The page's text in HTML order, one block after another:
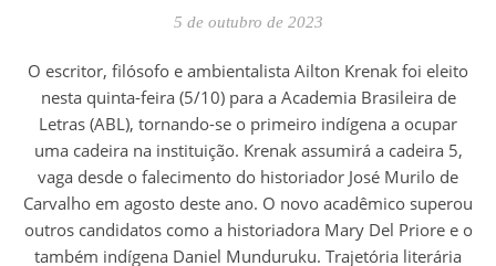
5 de outubro de 2023
O escritor, filósofo e ambientalista Ailton Krenak foi eleito
nesta quinta-feira (5/10) para a Academia Brasileira de
Letras (ABL), tornando-se o primeiro indígena a ocupar
uma cadeira na instituição. Krenak assumirá a cadeira 5,
vaga desde o falecimento do historiador José Murilo de
Carvalho em agosto deste ano. O novo acadêmico superou
outros candidatos como a historiadora Mary Del Priore e o
também indígena Daniel Munduruku. Trajetória literária